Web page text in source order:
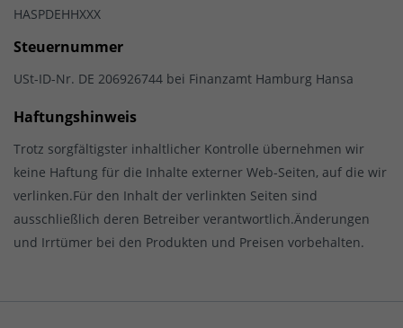
HASPDEHHXXX
Steuernummer
USt-ID-Nr. DE 206926744 bei Finanzamt Hamburg Hansa
Haftungshinweis
Trotz sorgfältigster inhaltlicher Kontrolle übernehmen wir
keine Haftung für die Inhalte externer Web-Seiten, auf die wir
verlinken.Für den Inhalt der verlinkten Seiten sind
ausschließlich deren Betreiber verantwortlich.Änderungen
und Irrtümer bei den Produkten und Preisen vorbehalten.